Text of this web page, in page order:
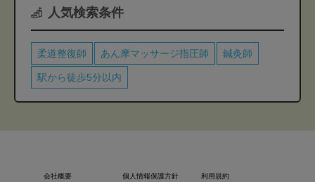
人気検索条件
柔道整復師 あん摩マッサージ指圧師 鍼灸師
駅から徒歩5分以内
会社概要 個人情報保護方針 利用規約